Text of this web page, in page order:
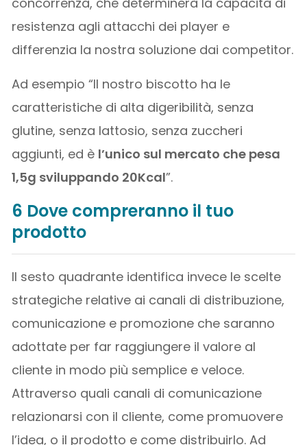
resistenza agli attacchi dei player e
differenzia la nostra soluzione dai competitor.
Ad esempio “Il nostro biscotto ha le
caratteristiche di alta digeribilità, senza
glutine, senza lattosio, senza zuccheri
aggiunti, ed è l’unico sul mercato che pesa
1,5g sviluppando 20Kcal”.
6 Dove compreranno il tuo
prodotto
Il sesto quadrante identifica invece le scelte
strategiche relative ai canali di distribuzione,
comunicazione e promozione che saranno
adottate per far raggiungere il valore al
cliente in modo più semplice e veloce.
Attraverso quali canali di comunicazione
relazionarsi con il cliente, come promuovere
l’idea, o il prodotto e come distribuirlo. Ad